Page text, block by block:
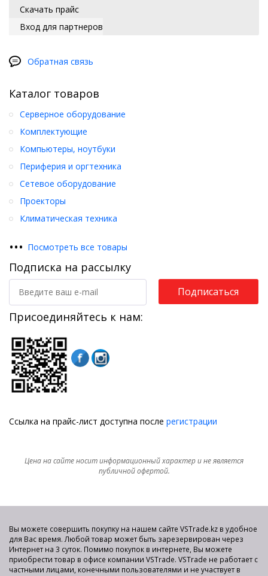
Скачать прайс
Вход для партнеров
Обратная связь
Каталог товаров
Серверное оборудование
Комплектующие
Компьютеры, ноутбуки
Периферия и оргтехника
Сетевое оборудование
Проекторы
Климатическая техника
••• Посмотреть все товары
Подписка на рассылку
Подписаться
Присоединяйтесь к нам:
Ссылка на прайс-лист доступна после регистрации
Цена на сайте носит информационный характер и не является
публичной офертой.
Вы можете совершить покупку на нашем сайте VSTrade.kz в удобное
для Вас время. Любой товар может быть зарезервирован через
Интернет на 3 суток. Помимо покупок в интернете, Вы можете
приобрести товар в офисе компании VSTrade. VSTrade не работает с
частными лицами, конечными пользователями и не участвует в